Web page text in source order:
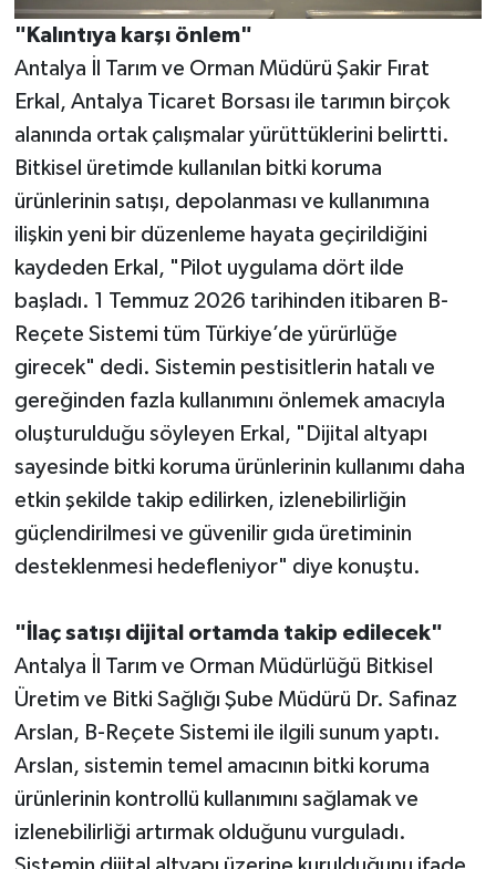
"Kalıntıya karşı önlem"
Antalya İl Tarım ve Orman Müdürü Şakir Fırat
Erkal, Antalya Ticaret Borsası ile tarımın birçok
alanında ortak çalışmalar yürüttüklerini belirtti.
Bitkisel üretimde kullanılan bitki koruma
ürünlerinin satışı, depolanması ve kullanımına
ilişkin yeni bir düzenleme hayata geçirildiğini
kaydeden Erkal, "Pilot uygulama dört ilde
başladı. 1 Temmuz 2026 tarihinden itibaren B-
Reçete Sistemi tüm Türkiye’de yürürlüğe
girecek" dedi. Sistemin pestisitlerin hatalı ve
gereğinden fazla kullanımını önlemek amacıyla
oluşturulduğu söyleyen Erkal, "Dijital altyapı
sayesinde bitki koruma ürünlerinin kullanımı daha
etkin şekilde takip edilirken, izlenebilirliğin
güçlendirilmesi ve güvenilir gıda üretiminin
desteklenmesi hedefleniyor" diye konuştu.
"İlaç satışı dijital ortamda takip edilecek"
Antalya İl Tarım ve Orman Müdürlüğü Bitkisel
Üretim ve Bitki Sağlığı Şube Müdürü Dr. Safinaz
Arslan, B-Reçete Sistemi ile ilgili sunum yaptı.
Arslan, sistemin temel amacının bitki koruma
ürünlerinin kontrollü kullanımını sağlamak ve
izlenebilirliği artırmak olduğunu vurguladı.